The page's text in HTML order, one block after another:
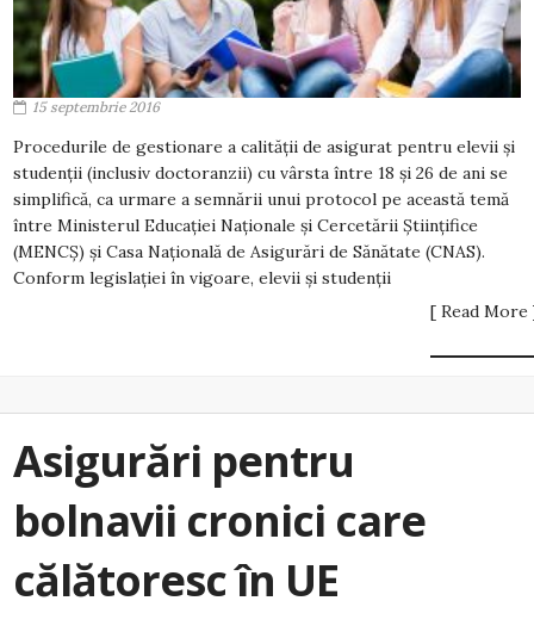
15 septembrie 2016
Procedurile de gestionare a calităţii de asigurat pentru elevii şi
studenţii (inclusiv doctoranzii) cu vârsta între 18 şi 26 de ani se
simplifică, ca urmare a semnării unui protocol pe această temă
între Ministerul Educaţiei Naţionale şi Cercetării Ştiinţifice
(MENCŞ) şi Casa Naţională de Asigurări de Sănătate (CNAS).
Conform legislaţiei în vigoare, elevii şi studenţii
[ Read More
Asigurări pentru
bolnavii cronici care
călătoresc în UE